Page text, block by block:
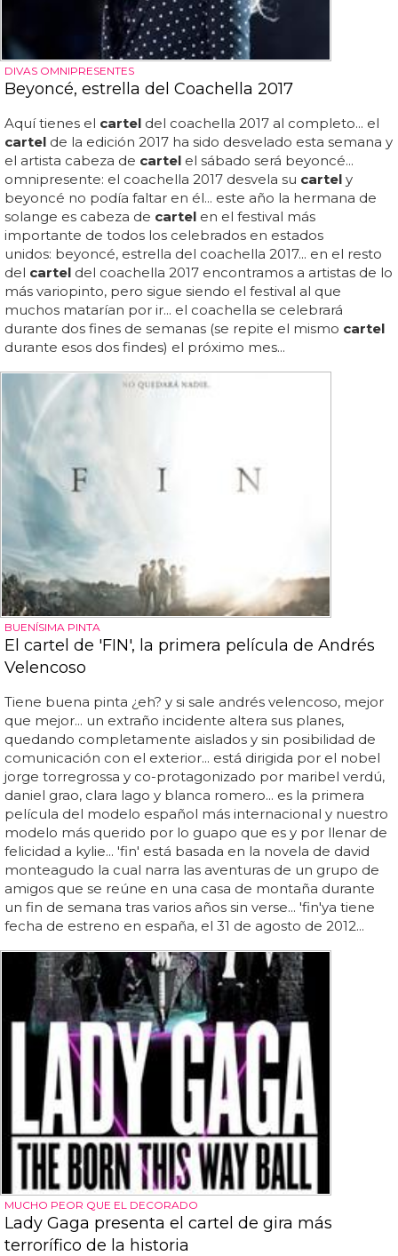
DIVAS OMNIPRESENTES
Beyoncé, estrella del Coachella 2017
Aquí tienes el cartel del coachella 2017 al completo... el
cartel de la edición 2017 ha sido desvelado esta semana y
el artista cabeza de cartel el sábado será beyoncé...
omnipresente: el coachella 2017 desvela su cartel y
beyoncé no podía faltar en él... este año la hermana de
solange es cabeza de cartel en el festival más
importante de todos los celebrados en estados
unidos: beyoncé, estrella del coachella 2017... en el resto
del cartel del coachella 2017 encontramos a artistas de lo
más variopinto, pero sigue siendo el festival al que
muchos matarían por ir... el coachella se celebrará
durante dos fines de semanas (se repite el mismo cartel
durante esos dos findes) el próximo mes...
BUENÍSIMA PINTA
El cartel de 'FIN', la primera película de Andrés
Velencoso
Tiene buena pinta ¿eh? y si sale andrés velencoso, mejor
que mejor... un extraño incidente altera sus planes,
quedando completamente aislados y sin posibilidad de
comunicación con el exterior... está dirigida por el nobel
jorge torregrossa y co-protagonizado por maribel verdú,
daniel grao, clara lago y blanca romero... es la primera
película del modelo español más internacional y nuestro
modelo más querido por lo guapo que es y por llenar de
felicidad a kylie... 'fin' está basada en la novela de david
monteagudo la cual narra las aventuras de un grupo de
amigos que se reúne en una casa de montaña durante
un fin de semana tras varios años sin verse... 'fin'ya tiene
fecha de estreno en españa, el 31 de agosto de 2012...
MUCHO PEOR QUE EL DECORADO
Lady Gaga presenta el cartel de gira más
terrorífico de la historia